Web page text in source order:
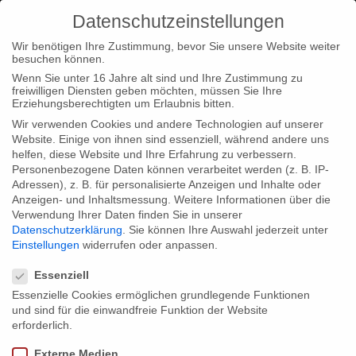
Home Loc Loc|Home
„The Lithium Revolution“ wins Life
After Oil Award in Italy!
„The Lithium Revolution“ wins Life After
Oil Award in Italy!
Great news from Italy! Our documentary „The Lithium
Revolution“ by director Andreas Pichler and Julio Weiss is
Datenschutzeinstellungen
Wir benötigen Ihre Zustimmung, bevor Sie unsere Website weiter
besuchen können.
Wenn Sie unter 16 Jahre alt sind und Ihre Zustimmung zu
freiwilligen Diensten geben möchten, müssen Sie Ihre
Erziehungsberechtigten um Erlaubnis bitten.
Wir verwenden Cookies und andere Technologien auf unserer
Website. Einige von ihnen sind essenziell, während andere uns
helfen, diese Website und Ihre Erfahrung zu verbessern.
Personenbezogene Daten können verarbeitet werden (z. B. IP-
Adressen), z. B. für personalisierte Anzeigen und Inhalte oder
Anzeigen- und Inhaltsmessung. Weitere Informationen über die
Verwendung Ihrer Daten finden Sie in unserer
Datenschutzerklärung
Sie können Ihre Auswahl jederzeit unter
Einstellungen widerrufen oder anpassen.
Essenziell
Essenzielle Cookies ermöglichen grundlegende Funktionen
und sind für die einwandfreie Funktion der Website
erforderlich.